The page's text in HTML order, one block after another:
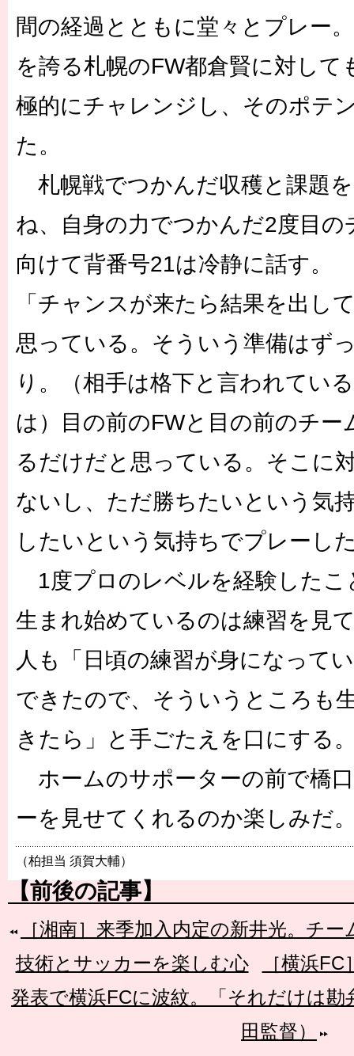
間の経過とともに堂々とプレー
を誇る札幌のFW都倉賢に対して
極的にチャレンジし、そのポテ
た。
札幌戦でつかんだ収穫と課題
ね、自身の力でつかんだ2度目の
向けて背番号21は冷静に話す。
「チャンスが来たら結果を出し
思っている。そういう準備はず
り。（相手は格下と言われてい
は）目の前のFWと目の前のチ
るだけだと思っている。そこに
ないし、ただ勝ちたいという気
したいという気持ちでプレーし
1度プロのレベルを経験したこ
生まれ始めているのは練習を見
人も「日頃の練習が身になって
できたので、そういうところも
きたら」と手ごたえを口にする
ホームのサポーターの前で橋
ーを見せてくれるのか楽しみだ
（柏担当 須賀大輔）
【前後の記事】
［湘南］来季加入内定の新井光。チ
技術とサッカーを楽しむ心
［横浜
発表で横浜FCに波紋。「それだけは
田監督）